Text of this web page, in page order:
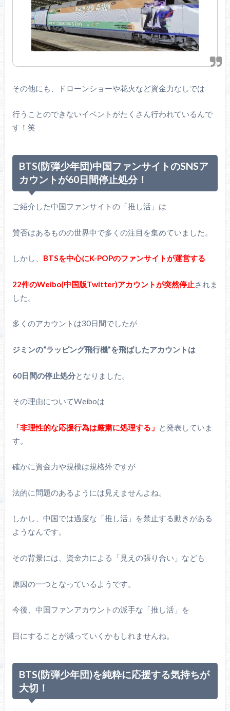
その他にも、ドローンショーや花火など資金力なしでは
行うことのできないイベントがたくさん行われているんで
す！笑
BTS(防弾少年団)中国ファンサイトのSNSア
カウントが60日間停止処分！
ご紹介した中国ファンサイトの「推し活」は
賛否はあるものの世界中で多くの注目を集めていました。
しかし、 BTSを中心にK-POPのファンサイトが運営する
22件のWeibo(中国版Twitter)アカウントが突然停止されま
した。
多くのアカウントは30日間でしたが
ジミンの“ラッピング飛行機”を飛ばしたアカウントは
60日間の停止処分となりました。
その理由についてWeiboは
「非理性的な応援行為は厳粛に処理する」 と発表していま
す。
確かに資金力や規模は規格外ですが
法的に問題のあるようには見えませんよね。
しかし、中国では過度な「推し活」を禁止する動きがある
ようなんです。
その背景には、資金力による「見えの張り合い」なども
原因の一つとなっているようです。
今後、中国ファンアカウントの派手な「推し活」を
目にすることが減っていくかもしれませんね。
BTS(防弾少年団)を純粋に応援する気持ちが
大切！